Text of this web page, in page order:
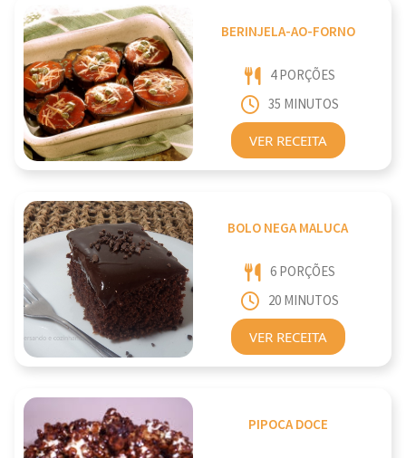
BERINJELA-AO-FORNO
4 PORÇÕES
35 MINUTOS
VER RECEITA
BOLO NEGA MALUCA
6 PORÇÕES
20 MINUTOS
VER RECEITA
PIPOCA DOCE